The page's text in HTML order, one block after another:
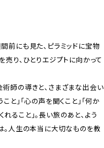
前にも見た、ピラミッドに宝物
り、ひとりエジプトに向かって
師の導きと、さまざまな出会い
と」「心の声を聞くこと」「何か
ること」。長い旅のあと、よう
。人生の本当に大切なものを教